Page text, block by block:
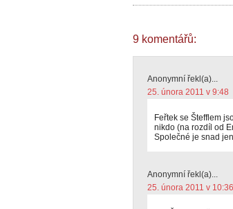
9 komentářů:
Anonymní řekl(a)...
25. února 2011 v 9:48
Feřtek se Štefflem
nikdo (na rozdíl od
Společné je snad
Anonymní řekl(a)...
25. února 2011 v 10:36